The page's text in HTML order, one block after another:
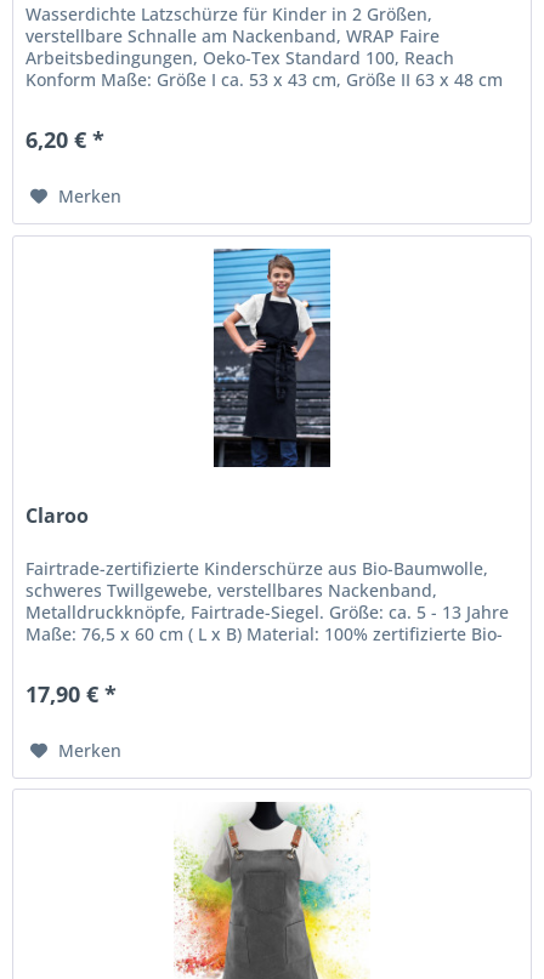
Wasserdichte Latzschürze für Kinder in 2 Größen,
verstellbare Schnalle am Nackenband, WRAP Faire
Arbeitsbedingungen, Oeko-Tex Standard 100, Reach
Konform Maße: Größe I ca. 53 x 43 cm, Größe II 63 x 48 cm
6,20 € *
Merken
Claroo
Fairtrade-zertifizierte Kinderschürze aus Bio-Baumwolle,
schweres Twillgewebe, verstellbares Nackenband,
Metalldruckknöpfe, Fairtrade-Siegel. Größe: ca. 5 - 13 Jahre
Maße: 76,5 x 60 cm ( L x B) Material: 100% zertifizierte Bio-
17,90 € *
Merken